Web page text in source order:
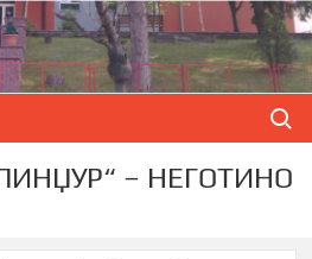
– НЕГОТИНО